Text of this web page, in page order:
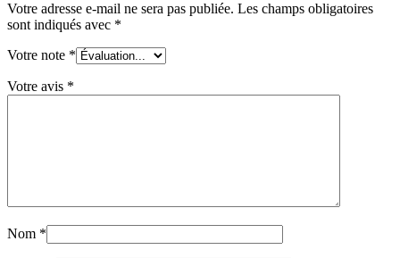
Votre adresse e-mail ne sera pas publiée. Les champs obligatoires
sont indiqués avec *
Votre note *
Votre avis *
Nom *